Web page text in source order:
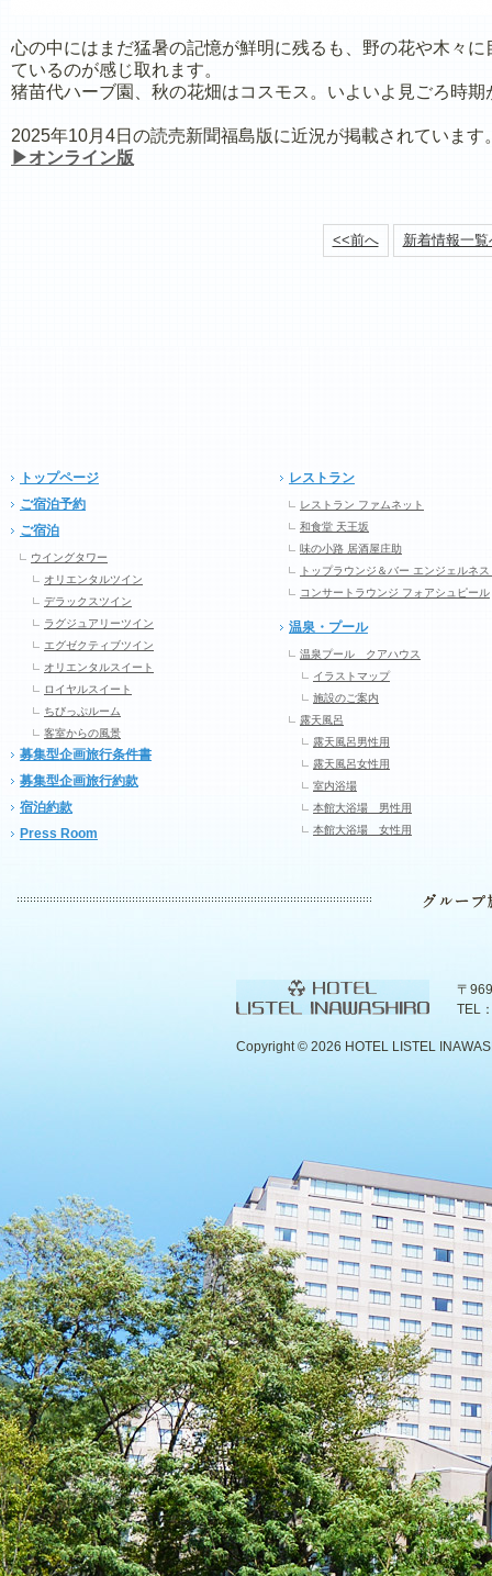
心の中にはまだ猛暑の記憶が鮮明に残るも、野の花や木々
ているのが感じ取れます。
猪苗代ハーブ園、秋の花畑はコスモス。いよいよ見ごろ時
2025年10月4日の読売新聞福島版に近況が掲載されています
▶オンライン版
<<前へ 新着情報一覧
トップページ
ご宿泊予約
ご宿泊
ウイングタワー
オリエンタルツイン
デラックスツイン
ラグジュアリーツイン
エグゼクティブツイン
オリエンタルスイート
ロイヤルスイート
ちびっぷルーム
客室からの風景
募集型企画旅行条件書
募集型企画旅行約款
宿泊約款
Press Room
レストラン
レストラン ファムネット
和食堂 天王坂
味の小路 居酒屋庄助
トップラウンジ＆バー エンジェルネス
コンサートラウンジ フォアシュピール
温泉・プール
温泉プール クアハウス
イラストマップ
施設のご案内
露天風呂
露天風呂男性用
露天風呂女性用
室内浴場
本館大浴場 男性用
本館大浴場 女性用
〒
TEL
Copyright © 2026 HOTEL LISTEL